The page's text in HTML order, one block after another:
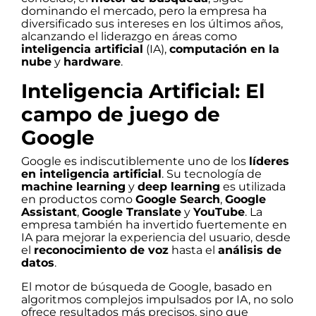
dominando el mercado, pero la empresa ha
diversificado sus intereses en los últimos años,
alcanzando el liderazgo en áreas como
inteligencia artificial (IA), computación en la
nube y hardware.
Inteligencia Artificial: El
campo de juego de
Google
Google es indiscutiblemente uno de los líderes
en inteligencia artificial. Su tecnología de
machine learning y deep learning es utilizada
en productos como Google Search, Google
Assistant, Google Translate y YouTube. La
empresa también ha invertido fuertemente en
IA para mejorar la experiencia del usuario, desde
el reconocimiento de voz hasta el análisis de
datos.
El motor de búsqueda de Google, basado en
algoritmos complejos impulsados por IA, no solo
ofrece resultados más precisos, sino que